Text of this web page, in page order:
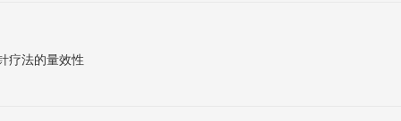
疗法的量效性